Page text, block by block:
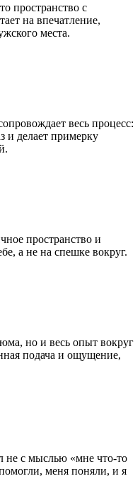
пространство с
на впечатление,
места.
весь процесс:
и делает примерку
пространство и
а не на спешке вокруг.
но и весь опыт вокруг
подача и ощущение,
не с мыслью «мне что-то
меня поняли, и я